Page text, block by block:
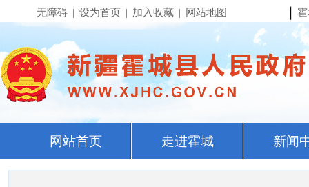
无障碍 | 设为首页 | 加入收藏 | 网站地图
网站首页 走进霍城 新闻